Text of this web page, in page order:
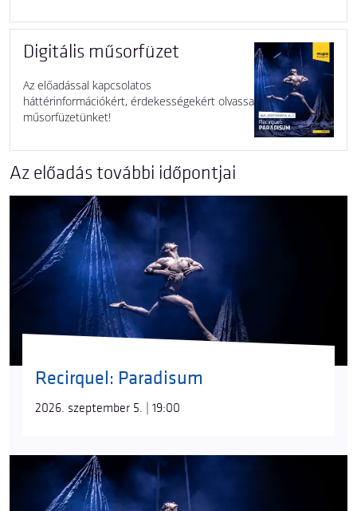
Digitális műsorfüzet
Az előadással kapcsolatos
háttérinformációkért, érdekességekért olvassa
műsorfüzetünket!
Az előadás további időpontjai
Recirquel: Paradisum
2026. szeptember 5. | 19:00